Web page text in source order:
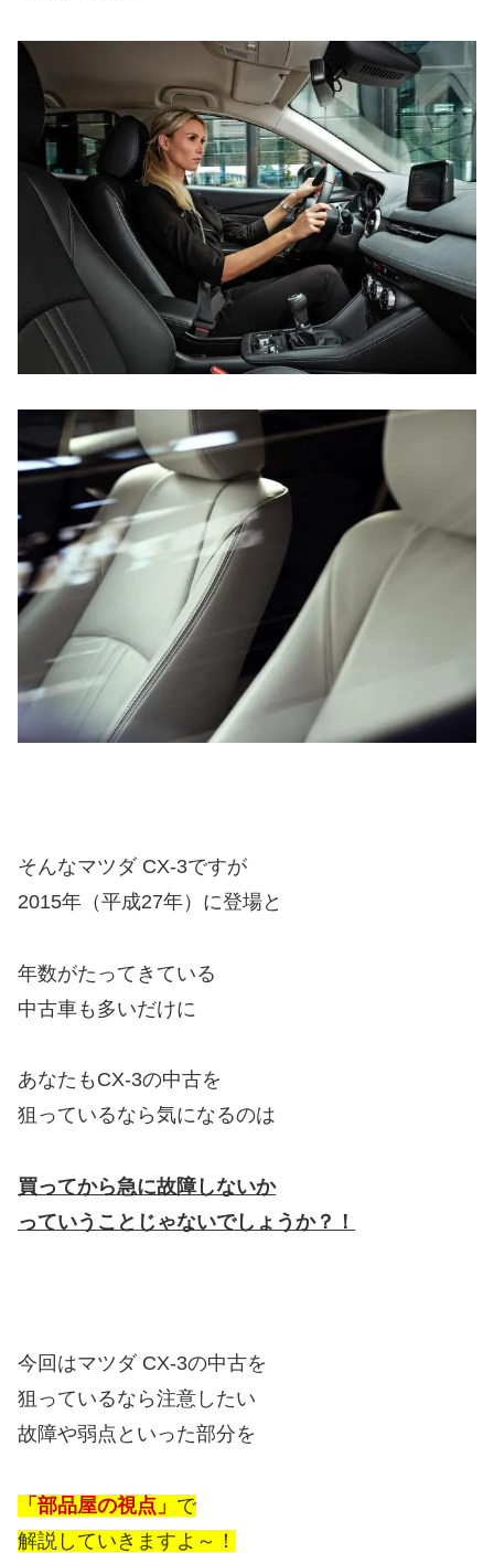
そんなマツダ CX-3ですが
2015年（平成27年）に登場と
年数がたってきている
中古車も多いだけに
あなたもCX-3の中古を
狙っているなら気になるのは
買ってから急に故障しないか
っていうことじゃないでしょうか？！
今回はマツダ CX-3の中古を
狙っているなら注意したい
故障や弱点といった部分を
「部品屋の視点」 で
解説していきますよ～！